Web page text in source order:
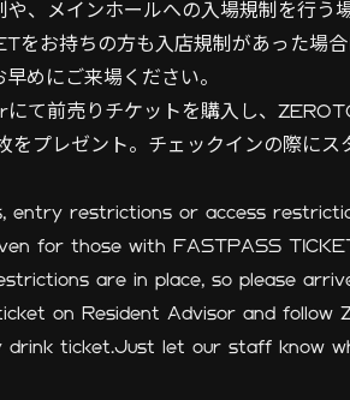
、メインホールへの入場規制を行う
をお持ちの方も入店規制があった場
めにご来場ください。
て前売りチケットを購入し、
をプレゼント。チェックインの際に
entry restrictions or access
for those with FASTPASS
are in place, so please
on Resident Advisor and follow
drink ticket.Just let our staff know